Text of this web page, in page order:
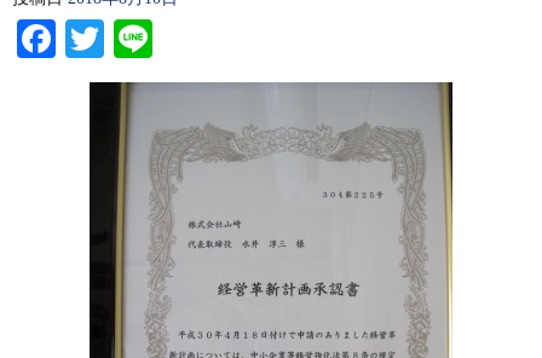
Facebook
Twitter